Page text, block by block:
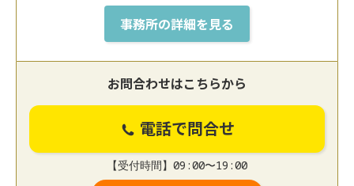
事務所の詳細を見る
お問合わせはこちらから
電話で問合せ
【受付時間】09:00〜19:00